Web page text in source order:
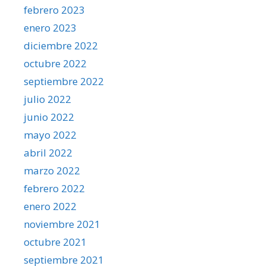
febrero 2023
enero 2023
diciembre 2022
octubre 2022
septiembre 2022
julio 2022
junio 2022
mayo 2022
abril 2022
marzo 2022
febrero 2022
enero 2022
noviembre 2021
octubre 2021
septiembre 2021